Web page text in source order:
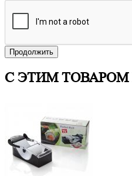
Продолжить
С ЭТИМ